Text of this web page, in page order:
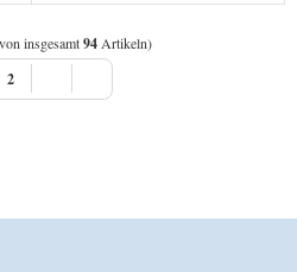
insgesamt94Artikeln)
2